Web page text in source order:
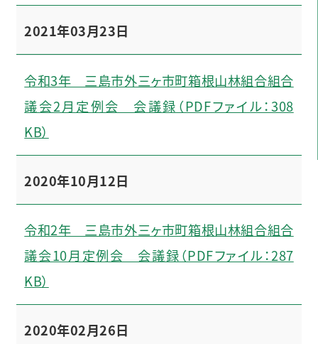
2021年03月23日
令和3年 三島市外三ヶ市町箱根山林組合組合
議会2月定例会 会議録（PDFファイル：308
KB）
2020年10月12日
令和2年 三島市外三ヶ市町箱根山林組合組合
議会10月定例会 会議録（PDFファイル：287
KB）
2020年02月26日